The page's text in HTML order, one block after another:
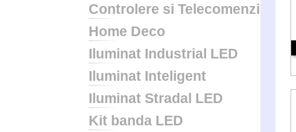
Controlere si Telecomenzi
Home Deco
Iluminat Industrial LED
Iluminat Inteligent
Iluminat Stradal LED
Kit banda LED